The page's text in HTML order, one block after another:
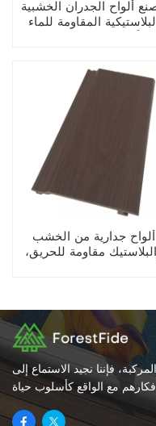
ألواح الجدران الخشبية
البلاستيكية المقاومة للماء
ألواح جدارية من الخشب
مقاومة للحريق،
فإننا نجيد الاستماع إلى